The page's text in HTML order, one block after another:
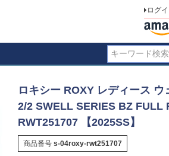
ログ
ロキシー ROXY レディース ウ
2/2 SWELL SERIES BZ FULL
RWT251707 【2025SS】
商品番号 s-04roxy-rwt251707